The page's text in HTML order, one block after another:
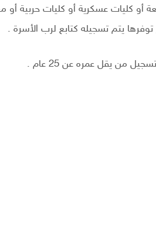
كليات عسكرية أو كليات حربية أو
يتم تسجيله كتابع لرب الأسرة .
من يقل عمره عن 25 عام .